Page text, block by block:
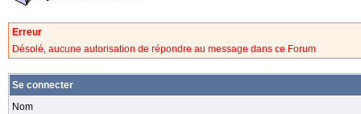
Erreur
Désolé, aucune autorisation de répondre au message dans ce Forum
Se connecter
Nom